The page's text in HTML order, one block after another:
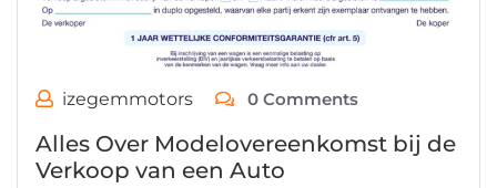
izegemmotors 0 Comments
Alles Over Modelovereenkomst bij de
Verkoop van een Auto